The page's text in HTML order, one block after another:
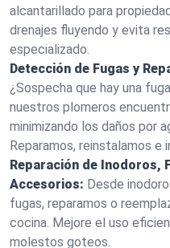
alcantarillado para
drenajes fluyendo y evita
especializado.
Detección de Fugas y
¿Sospecha que hay una
nuestros plomeros
minimizando los daños por
Reparamos, reinstalamos e
Reparación de Inodoros,
Accesorios: Desde
fugas, reparamos o
cocina. Mejore el uso
molestos goteos.